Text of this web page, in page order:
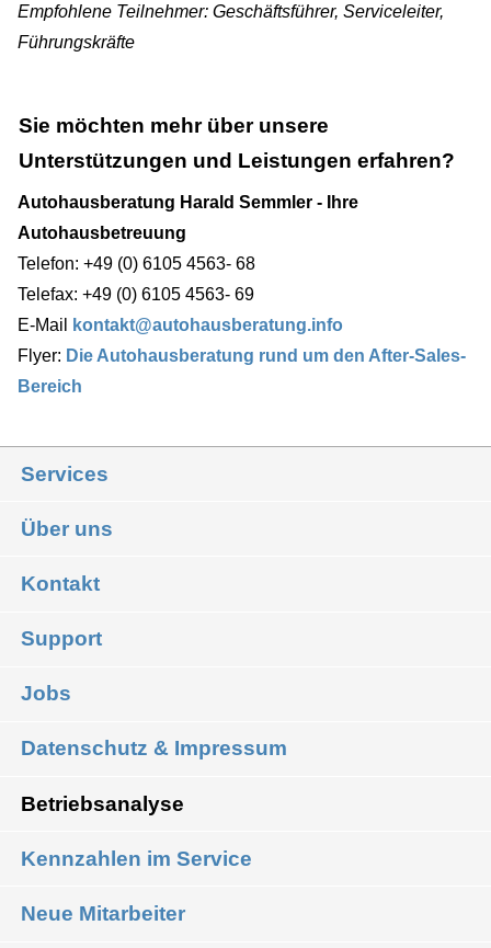
Empfohlene Teilnehmer: Geschäftsführer, Serviceleiter,
Führungskräfte
Sie möchten mehr über unsere
Unterstützungen und Leistungen erfahren?
Autohausberatung Harald Semmler - Ihre
Autohausbetreuung
Telefon: +49 (0) 6105 4563- 68
Telefax: +49 (0) 6105 4563- 69
E-Mail
kontakt@autohausberatung.info
Flyer: Die Autohausberatung rund um den After-Sales-
Bereich
Services
Über uns
Kontakt
Support
Jobs
Datenschutz & Impressum
Betriebsanalyse
Kennzahlen im Service
Neue Mitarbeiter